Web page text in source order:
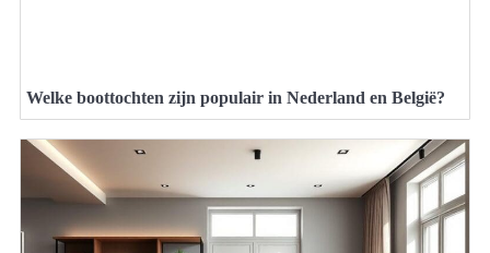
Welke boottochten zijn populair in Nederland en België?